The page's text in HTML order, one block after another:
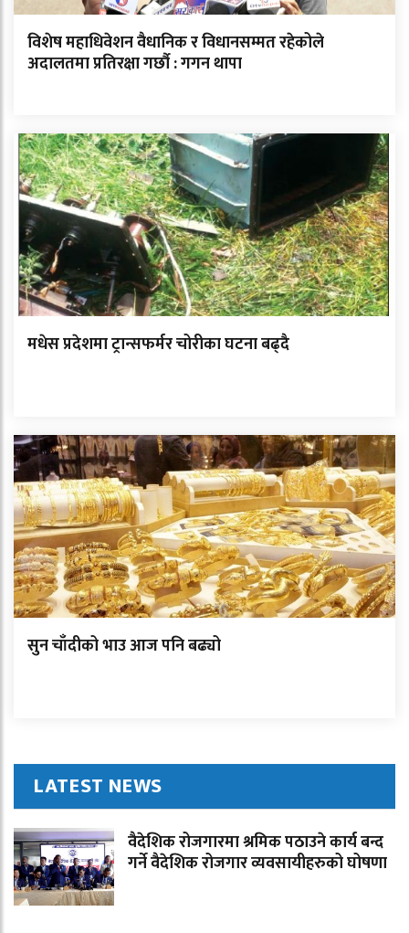
विशेष महाधिवेशन वैधानिक र विधानसम्मत रहेकोले
अदालतमा प्रतिरक्षा गर्छौ : गगन थापा
मधेस प्रदेशमा ट्रान्सफर्मर चोरीका घटना बढ्दै
सुन चाँदीको भाउ आज पनि बढ्यो
LATEST NEWS
वैदेशिक रोजगारमा श्रमिक पठाउने कार्य बन्द
गर्ने वैदेशिक रोजगार व्यवसायीहरुको घोषणा